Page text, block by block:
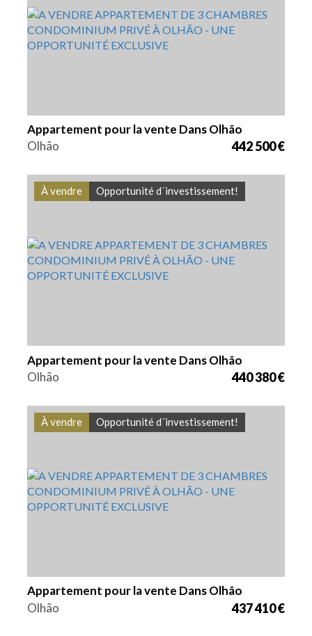
3
116,1 m2
VGH1836
Appartement pour la vente Dans Olhão
442 500 €
Olhão
3
116,1 m2
VGH1835
À vendre Opportunité d´investissement!
Appartement pour la vente Dans Olhão
440 380 €
Olhão
3
116,1 m2
VGH1834
À vendre Opportunité d´investissement!
Appartement pour la vente Dans Olhão
437 410 €
Olhão